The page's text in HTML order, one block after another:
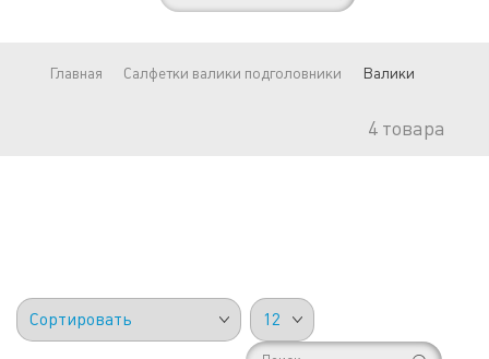
Главная Салфетки валики подголовники Валики
4 товара